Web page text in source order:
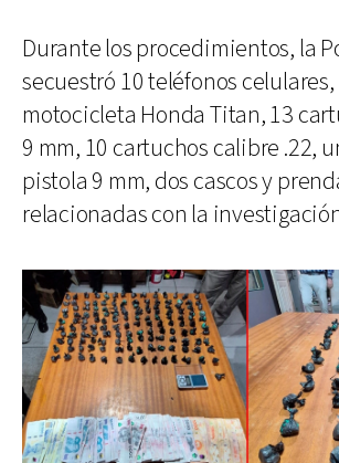
Durante los procedimientos, la
secuestró 10 teléfonos
motocicleta Honda Titan, 13
9 mm, 10 cartuchos calibre .22,
pistola 9 mm, dos cascos y
relacionadas con la